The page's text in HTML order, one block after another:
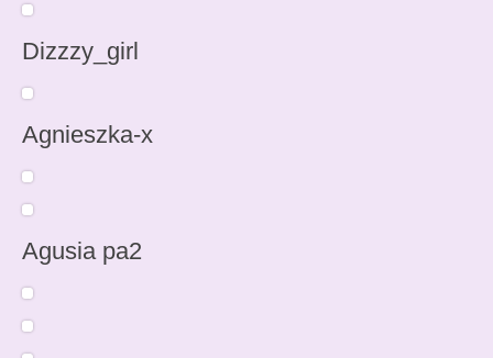
Dizzzy_girl
Agnieszka-x
Agusia pa2